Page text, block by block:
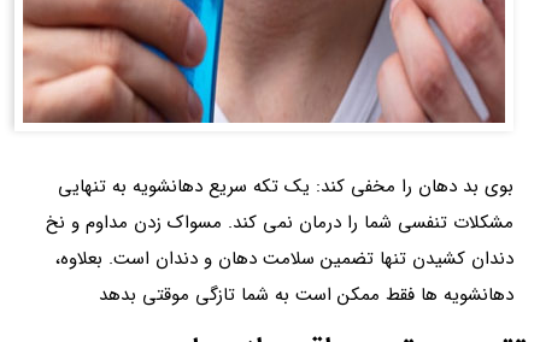
بوی بد دهان را مخفی کند: یک تکه سریع دهانشویه به تنهایی
مشکلات تنفسی شما را درمان نمی کند. مسواک زدن مداوم و نخ
دندان کشیدن تنها تضمین سلامت دهان و دندان است. بعلاوه،
دهانشویه ها فقط ممکن است به شما تازگی موقتی بدهد